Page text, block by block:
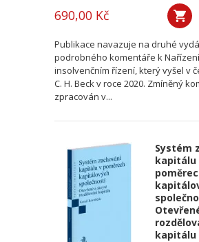
690,00 Kč
Publikace navazuje na druhé
podrobného komentáře k
insolvenčním řízení, který vyšel v
C. H. Beck v roce 2020. Zmíněný
zpracován v...
Systém
kapitálu
kapitálu